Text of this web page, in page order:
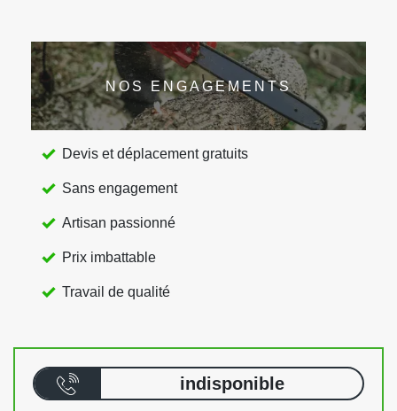
NOS ENGAGEMENTS
Devis et déplacement gratuits
Sans engagement
Artisan passionné
Prix imbattable
Travail de qualité
indisponible